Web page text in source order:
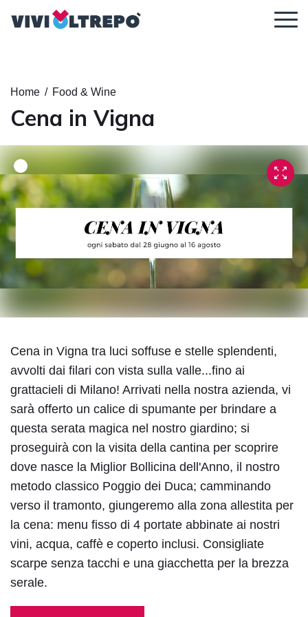
Home / Food & Wine
Cena in Vigna
Cena in Vigna tra luci soffuse e stelle splendenti,
avvolti dai filari con vista sulla valle...fino ai
grattacieli di Milano! Arrivati nella nostra azienda, vi
sarà offerto un calice di spumante per brindare a
questa serata magica nel nostro giardino; si
proseguirà con la visita della cantina per scoprire
dove nasce la Miglior Bollicina dell'Anno, il nostro
metodo classico Poggio dei Duca; camminando
verso il tramonto, giungeremo alla zona allestita per
la cena: menu fisso di 4 portate abbinate ai nostri
vini, acqua, caffè e coperto inclusi. Consigliate
scarpe senza tacchi e una giacchetta per la brezza
serale.
Ingrandisci il
Dimensione
Altezza della
Spaziatura tra
Carattere
Regolazione dei colori
Inverti i colori
Contrasto
scuro
Contrasto
chiaro
Bassa
luminosità
Basso
contrasto
Alto contrasto
Bassa
saturazione
Alta
saturazione